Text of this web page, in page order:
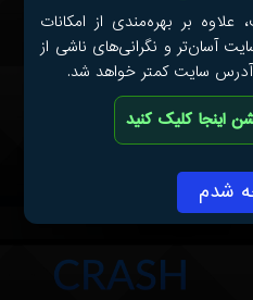
بر بهره‌مندی از امکانات
آسان‌تر و نگرانی‌های ناشی از
سایت کمتر خواهد شد.
اینجا کلیک کنید
شدم